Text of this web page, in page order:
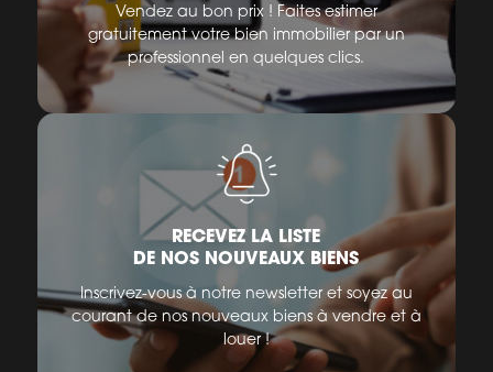
Vendez au bon prix ! Faites estimer
gratuitement votre bien immobilier par un
professionnel en quelques clics.
RECEVEZ LA LISTE
DE NOS NOUVEAUX BIENS
Inscrivez-vous à notre newsletter et soyez au
courant de nos nouveaux biens à vendre et à
louer !